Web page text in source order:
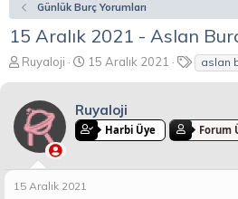
Günlük Burç Yorumları
15 Aralık 2021 - Aslan
K
b
u
y
b
a
Ruyaloji
B
l
a
n
ı
15 Aralık 2021
E
e
t
e
aslan
Ruyaloji
Harbi Üye Forum
15 Aralık 2021